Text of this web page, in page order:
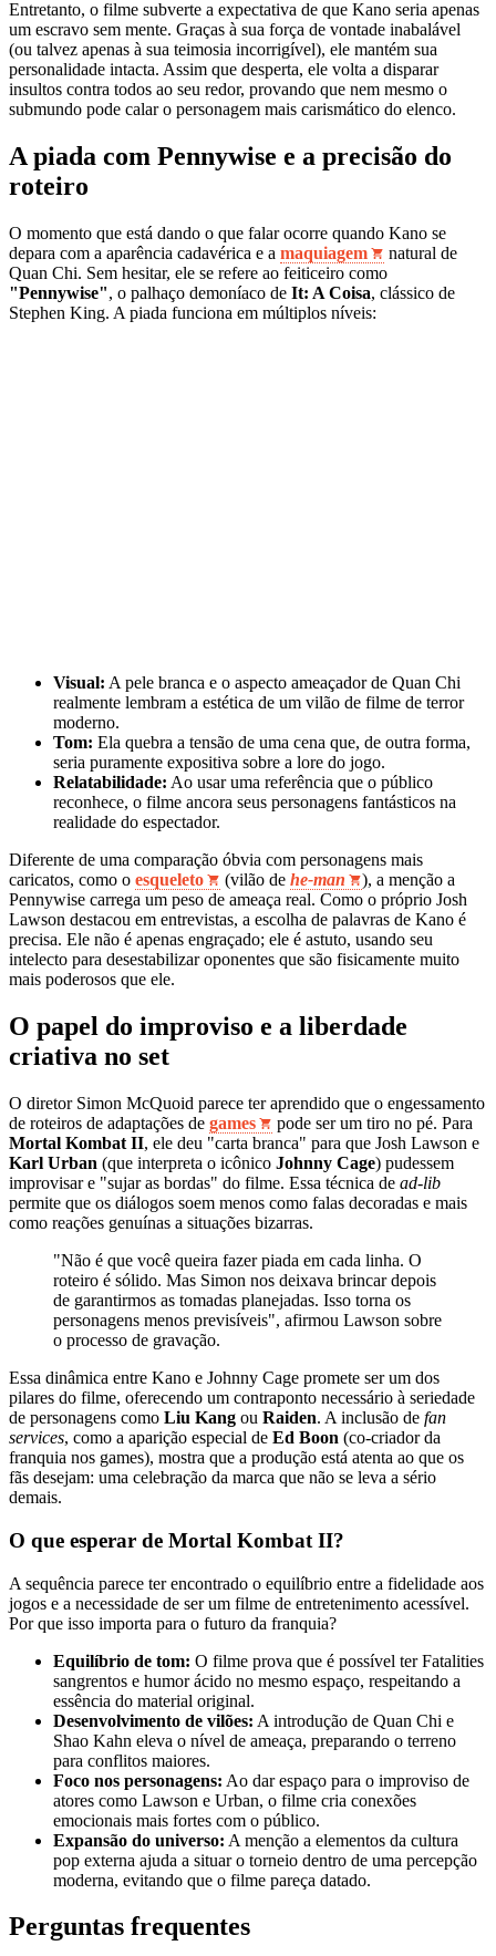
Entretanto, o filme subverte a expectativa de que Kano seria apenas
um escravo sem mente. Graças à sua força de vontade inabalável
(ou talvez apenas à sua teimosia incorrigível), ele mantém sua
personalidade intacta. Assim que desperta, ele volta a disparar
insultos contra todos ao seu redor, provando que nem mesmo o
submundo pode calar o personagem mais carismático do elenco.
A piada com Pennywise e a precisão do
roteiro
O momento que está dando o que falar ocorre quando Kano se
depara com a aparência cadavérica e a maquiagem
natural de
Quan Chi. Sem hesitar, ele se refere ao feiticeiro como
"Pennywise", o palhaço demoníaco de It: A Coisa, clássico de
Stephen King. A piada funciona em múltiplos níveis:
Visual: A pele branca e o aspecto ameaçador de Quan Chi
realmente lembram a estética de um vilão de filme de terror
moderno.
Tom: Ela quebra a tensão de uma cena que, de outra forma,
seria puramente expositiva sobre a lore do jogo.
Relatabilidade: Ao usar uma referência que o público
reconhece, o filme ancora seus personagens fantásticos na
realidade do espectador.
Diferente de uma comparação óbvia com personagens mais
caricatos, como o esqueleto (vilão de he-man
), a menção a
Pennywise carrega um peso de ameaça real. Como o próprio Josh
Lawson destacou em entrevistas, a escolha de palavras de Kano é
precisa. Ele não é apenas engraçado; ele é astuto, usando seu
intelecto para desestabilizar oponentes que são fisicamente muito
mais poderosos que ele.
O papel do improviso e a liberdade
criativa no set
O diretor Simon McQuoid parece ter aprendido que o engessamento
de roteiros de adaptações de games
pode ser um tiro no pé. Para
Mortal Kombat II, ele deu "carta branca" para que Josh Lawson e
Karl Urban (que interpreta o icônico Johnny Cage) pudessem
improvisar e "sujar as bordas" do filme. Essa técnica de ad-lib
permite que os diálogos soem menos como falas decoradas e mais
como reações genuínas a situações bizarras.
"Não é que você queira fazer piada em cada linha. O
roteiro é sólido. Mas Simon nos deixava brincar depois
de garantirmos as tomadas planejadas. Isso torna os
personagens menos previsíveis", afirmou Lawson sobre
o processo de gravação.
Essa dinâmica entre Kano e Johnny Cage promete ser um dos
pilares do filme, oferecendo um contraponto necessário à seriedade
de personagens como Liu Kang ou Raiden. A inclusão de fan
services, como a aparição especial de Ed Boon (co-criador da
franquia nos games), mostra que a produção está atenta ao que os
fãs desejam: uma celebração da marca que não se leva a sério
demais.
O que esperar de Mortal Kombat II?
A sequência parece ter encontrado o equilíbrio entre a fidelidade aos
jogos e a necessidade de ser um filme de entretenimento acessível.
Por que isso importa para o futuro da franquia?
Equilíbrio de tom: O filme prova que é possível ter Fatalities
sangrentos e humor ácido no mesmo espaço, respeitando a
essência do material original.
Desenvolvimento de vilões: A introdução de Quan Chi e
Shao Kahn eleva o nível de ameaça, preparando o terreno
para conflitos maiores.
Foco nos personagens: Ao dar espaço para o improviso de
atores como Lawson e Urban, o filme cria conexões
emocionais mais fortes com o público.
Expansão do universo: A menção a elementos da cultura
pop externa ajuda a situar o torneio dentro de uma percepção
moderna, evitando que o filme pareça datado.
Perguntas frequentes